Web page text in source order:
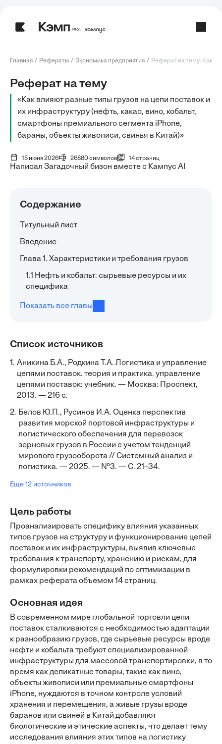
/ех.
Главная Рефераты Экономика предприятия Реферат на тему: Как
Реферат на тему
«Как влияют разные типы грузов на цепи поставок и
их инфраструктуру (нефть, какао, вино, кобальт,
смартфоны премиального сегмента iPhone,
бараны, объекты живописи, свинья в Китай)»
15 июня 2026 26880 символов 14 страниц
Написал Загадочный бизон вместе с Кампус AI
Содержание
Титульный лист
Введение
Глава 1. Характеристики и требования грузов
1.1 Нефть и кобальт: сырьевые ресурсы и их
специфика
Показать все главы
Список источников
1. Аникина Б.А., Родкина Т.А. Логистика и управление
цепями поставок. теория и практика. управление
цепями поставок: учебник. — Москва: Проспект,
2013. — 216 с.
2. Белов Ю.П., Русинов И.А. Оценка перспектив
развития морской портовой инфраструктуры и
логистического обеспечения для перевозок
зерновых грузов в России с учетом тенденций
мирового грузооборота // Системный анализ и
логистика. — 2025. — №3. — С. 21–34.
Еще 12 источников
Цель работы
Проанализировать специфику влияния указанных
типов грузов на структуру и функционирование цепей
поставок и их инфраструктуры, выявив ключевые
требования к транспорту, хранению и рискам, для
формулировки рекомендаций по оптимизации в
рамках реферата объемом 14 страниц.
Основная идея
В современном мире глобальной торговли цепи
поставок сталкиваются с необходимостью адаптации
к разнообразию грузов, где сырьевые ресурсы вроде
нефти и кобальта требуют специализированной
инфраструктуры для массовой транспортировки, в то
время как деликатные товары, такие как вино,
объекты живописи или премиальные смартфоны
iPhone, нуждаются в точном контроле условий
хранения и перемещения, а живые грузы вроде
баранов или свиней в Китай добавляют
биологические и этические аспекты, что делает тему
исследования влияния этих типов на логистику